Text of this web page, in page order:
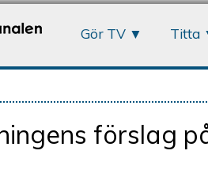
Gör TV Titta
förslag